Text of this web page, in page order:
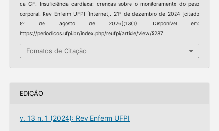
da CF. Insuficiência cardíaca: crenças sobre o monitoramento do peso
corporal. Rev Enferm UFPI [Internet]. 21º de dezembro de 2024 [citado
8º de agosto de 2026];13(1). Disponível em:
https://periodicos.ufpi.br/index.php/reufpi/article/view/5287
Fomatos de Citação
EDIÇÃO
v. 13 n. 1 (2024): Rev Enferm UFPI